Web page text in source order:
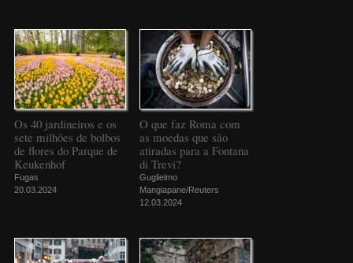
Os 40 jardineiros e os
sete milhões de bolbos
de flores do Parque de
Keukenhof
Fugas
20.03.2024
O que faz Roma com
as moedas que são
atiradas para a Fontana
di Trevi?
Guglielmo
Mangiapane/Reuters
12.03.2024